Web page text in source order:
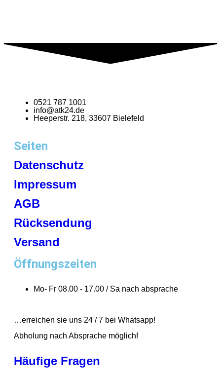
0521 787 1001
info@atk24.de
Heeperstr. 218, 33607 Bielefeld
Seiten
Datenschutz
Impressum
AGB
Rücksendung
Versand
Öffnungszeiten
Mo- Fr 08.00 - 17.00 / Sa nach absprache
…erreichen sie uns 24 / 7 bei Whatsapp!
Abholung nach Absprache möglich!
Häufige Fragen